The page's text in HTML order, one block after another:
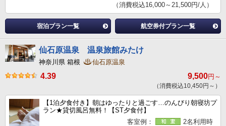
（消費税込16,000～21,500円/人）
宿泊プラン一覧 航空券付プラン一覧
仙石原温泉 温泉旅館みたけ
神奈川県 箱根 仙石原温泉
4.39 9,500円～
（消費税込10,450円～）
【1泊夕食付き】朝はゆったりと過ごす…のんびり朝寝坊プ
ラン★貸切風呂無料！【ST夕食付】
客室例：
2名利用時